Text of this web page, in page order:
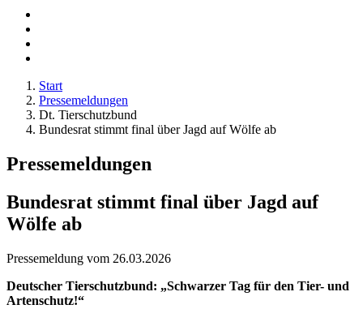
Start
Pressemeldungen
Dt. Tierschutzbund
Bundesrat stimmt final über Jagd auf Wölfe ab
Pressemeldungen
Bundesrat stimmt final über Jagd auf
Wölfe ab
Pressemeldung vom 26.03.2026
Deutscher Tierschutzbund: „Schwarzer Tag für den Tier- und
Artenschutz!“